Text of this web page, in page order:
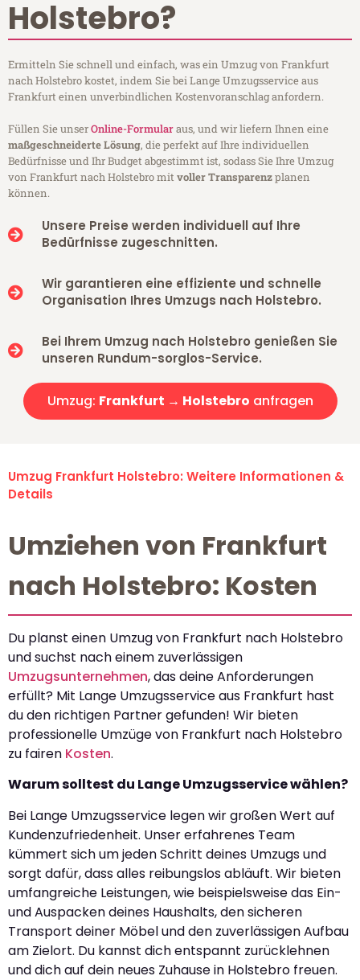
Holstebro?
Ermitteln Sie schnell und einfach, was ein Umzug von Frankfurt
nach Holstebro kostet, indem Sie bei Lange Umzugsservice aus
Frankfurt einen unverbindlichen Kostenvoranschlag anfordern.
Füllen Sie unserOnline-Formularaus, und wir liefern Ihnen eine
maßgeschneiderte Lösung, die perfekt auf Ihre individuellen
Bedürfnisse und Ihr Budget abgestimmt ist, sodass Sie Ihre Umzug
von Frankfurt nach Holstebro mitvoller Transparenzplanen
können.
Unsere Preise werden individuell auf Ihre
Bedürfnisse zugeschnitten.
Wir garantieren eine effiziente und schnelle
Organisation Ihres Umzugs nach Holstebro.
Bei Ihrem Umzug nach Holstebro genießen Sie
unseren Rundum-sorglos-Service.
Umzug: Frankfurt → Holstebro anfragen
Umzug Frankfurt Holstebro: Weitere Informationen &
Details
Umziehen von Frankfurt
nach Holstebro: Kosten
Du planst einen Umzug von Frankfurt nach Holstebro
und suchst nach einem zuverlässigen
Umzugsunternehmen, das deine Anforderungen
erfüllt? Mit Lange Umzugsservice aus Frankfurt hast
du den richtigen Partner gefunden! Wir bieten
professionelle Umzüge von Frankfurt nach Holstebro
zu fairen Kosten.
Warum solltest du Lange Umzugsservice wählen?
Bei Lange Umzugsservice legen wir großen Wert auf
Kundenzufriedenheit. Unser erfahrenes Team
kümmert sich um jeden Schritt deines Umzugs und
sorgt dafür, dass alles reibungslos abläuft. Wir bieten
umfangreiche Leistungen, wie beispielsweise das Ein-
und Auspacken deines Haushalts, den sicheren
Transport deiner Möbel und den zuverlässigen Aufbau
am Zielort. Du kannst dich entspannt zurücklehnen
und dich auf dein neues Zuhause in Holstebro freuen.